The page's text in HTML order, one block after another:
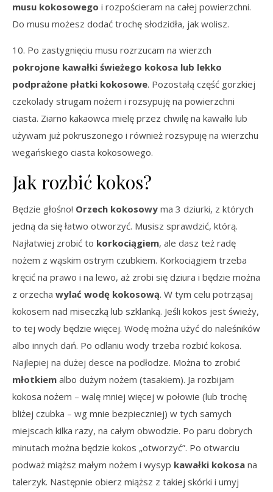
musu kokosowego i rozpościeram na całej powierzchni.
Do musu możesz dodać trochę słodzidła, jak wolisz.
10. Po zastygnięciu musu rozrzucam na wierzch
pokrojone kawałki świeżego kokosa lub lekko
podprażone płatki kokosowe. Pozostałą część gorzkiej
czekolady strugam nożem i rozsypuję na powierzchni
ciasta. Ziarno kakaowca mielę przez chwilę na kawałki lub
używam już pokruszonego i również rozsypuję na wierzchu
wegańskiego ciasta kokosowego.
Jak rozbić kokos?
Będzie głośno! Orzech kokosowy ma 3 dziurki, z których
jedną da się łatwo otworzyć. Musisz sprawdzić, którą.
Najłatwiej zrobić to korkociągiem, ale dasz też radę
nożem z wąskim ostrym czubkiem. Korkociągiem trzeba
kręcić na prawo i na lewo, aż zrobi się dziura i będzie można
z orzecha wylać wodę kokosową. W tym celu potrząsaj
kokosem nad miseczką lub szklanką. Jeśli kokos jest świeży,
to tej wody będzie więcej. Wodę można użyć do naleśników
albo innych dań. Po odlaniu wody trzeba rozbić kokosa.
Najlepiej na dużej desce na podłodze. Można to zrobić
młotkiem albo dużym nożem (tasakiem). Ja rozbijam
kokosa nożem – walę mniej więcej w połowie (lub trochę
bliżej czubka – wg mnie bezpieczniej) w tych samych
miejscach kilka razy, na całym obwodzie. Po paru dobrych
minutach można będzie kokos „otworzyć”. Po otwarciu
podważ miąższ małym nożem i wysyp kawałki kokosa na
talerzyk. Następnie obierz miąższ z takiej skórki i umyj